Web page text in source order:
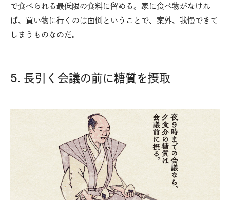
で食べられる最低限の食料に留める。家に食べ物がなけれ
ば、買い物に行くのは面倒ということで、案外、我慢できて
しまうものなのだ。
5. 長引く会議の前に糖質を摂取